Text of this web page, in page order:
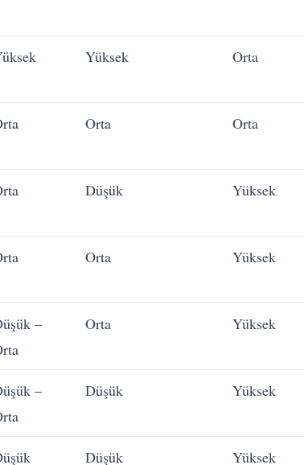
Yüksek Orta
Orta Orta
Düşük Yüksek
Orta Yüksek
–
Orta Yüksek
–
Düşük Yüksek
Düşük Yüksek